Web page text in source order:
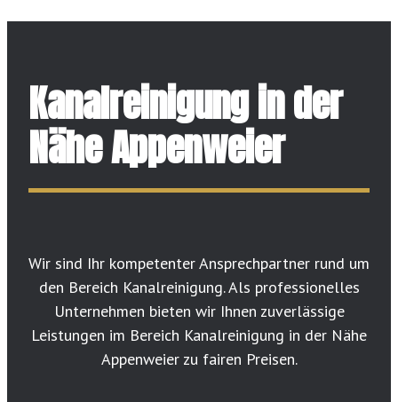
Kanalreinigung in der
Nähe Appenweier
Wir sind Ihr kompetenter Ansprechpartner rund um
den Bereich Kanalreinigung. Als professionelles
Unternehmen bieten wir Ihnen zuverlässige
Leistungen im Bereich Kanalreinigung in der Nähe
Appenweier zu fairen Preisen.